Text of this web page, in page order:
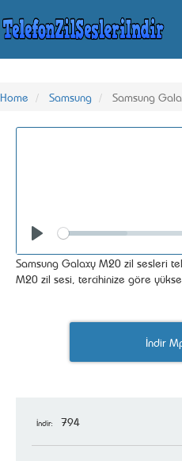
Home Samsung Samsung
Seek
Samsung Galaxy M20 zil sesleri
M20 zil sesi, tercihinize göre
İndir
İndir: 794